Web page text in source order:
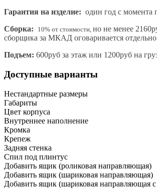
Гарантия на изделие: один год с момента
Сборка:
10% от стоимости, но не менее
сборщика за МКАД оговаривается
Подъем: 600руб за этаж или 1200руб на
Доступные варианты
Нестандартные размеры
Габариты
Цвет корпуса
Внутреннее наполнение
Кромка
Крепеж
Задняя стенка
Спил под плинтус
Добавить ящик (роликовая направляющая)
Добавить ящик (шариковая направляющая)
Добавить ящик (шариковая направляющая